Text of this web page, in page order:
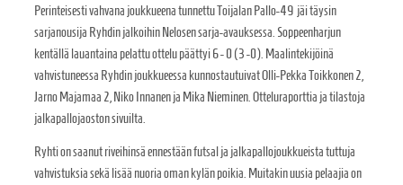
Perinteisesti vahvana joukkueena tunnettu Toijalan Pallo-49 jäi täysin
sarjanousija Ryhdin jalkoihin Nelosen sarja-avauksessa. Soppeenharjun
kentällä lauantaina pelattu ottelu päättyi 6 - 0 (3 -0). Maalintekijöinä
vahvistuneessa Ryhdin joukkueessa kunnostautuivat Olli-Pekka Toikkonen 2,
Jarno Majamaa 2, Niko Innanen ja Mika Nieminen. Otteluraporttia ja tilastoja
jalkapallojaoston sivuilta.
Ryhti on saanut riveihinsä ennestään futsal ja jalkapallojoukkueista tuttuja
vahvistuksia sekä lisää nuoria oman kylän poikia. Muitakin uusia pelaajia on